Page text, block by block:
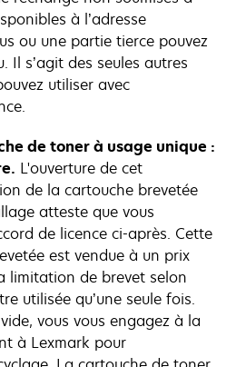
à l’adresse
ou une partie tierce pouvez
Il s’agit des seules autres
utiliser avec
de toner à usage unique :
L'ouverture de cet
de la cartouche brevetée
atteste que vous
de licence ci-après. Cette
est vendue à un prix
limitation de brevet selon
utilisée qu’une seule fois.
vous vous engagez à la
à Lexmark pour